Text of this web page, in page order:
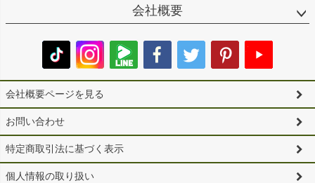
会社概要
会社概要ページを見る
お問い合わせ
特定商取引法に基づく表示
個人情報の取り扱い